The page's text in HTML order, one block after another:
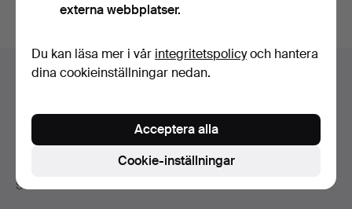
Sidfotsnavigation
Hjälp och kontakt
Alla auktionshus
Betalningsalternativ
Sociala medier
externa webbplatser.
Du kan läsa mer i vår integritetspolicyoch hantera
dina cookieinställningar nedan.
Cookie-inställningar
Acceptera alla